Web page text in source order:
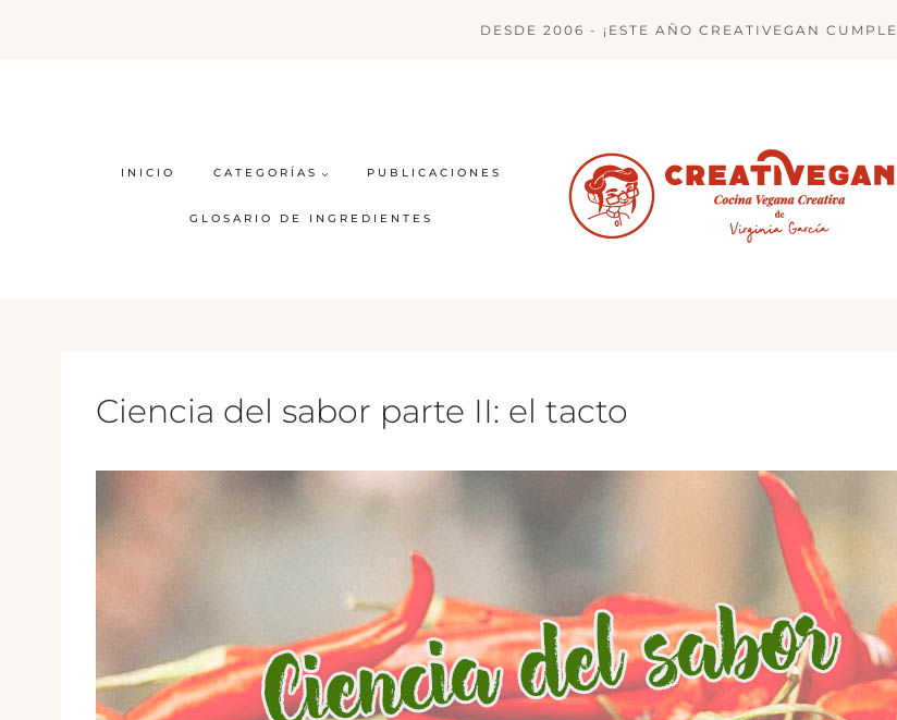
DESDE 2006 - ¡ESTE AÑO CREATIVEGAN CUMPLE
INICIO CATEGORÍAS PUBLICACIONES
GLOSARIO DE INGREDIENTES
Ciencia del sabor parte II: el tacto